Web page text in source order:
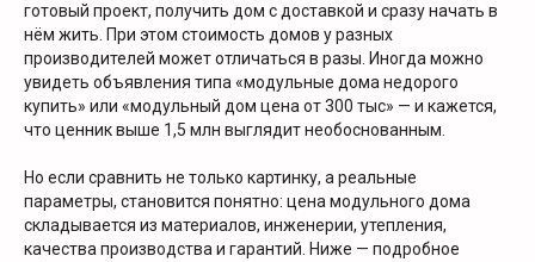
готовый проект, получить дом с доставкой и сразу начать в
нём жить. При этом стоимость домов у разных
производителей может отличаться в разы. Иногда можно
увидеть объявления типа «модульные дома недорого
купить» или «модульный дом цена от 300 тыс» — и кажется,
что ценник выше 1,5 млн выглядит необоснованным.
Но если сравнить не только картинку, а реальные
параметры, становится понятно: цена модульного дома
складывается из материалов, инженерии, утепления,
качества производства и гарантий. Ниже — подробное